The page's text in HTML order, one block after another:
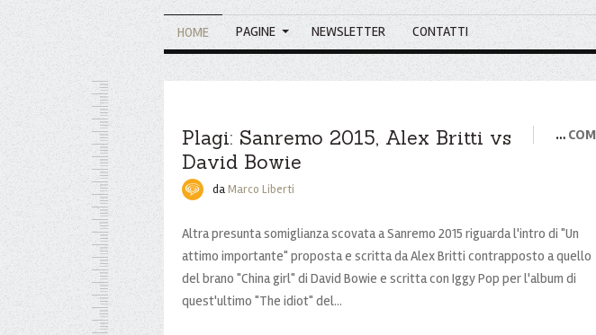
HOME PAGINE NEWSLETTER CONTATTI
Plagi: Sanremo 2015, Alex Britti vs
David Bowie
… COM
daMarco Liberti
Altra presunta somiglianza scovata a Sanremo 2015 riguarda l'intro di "Un
attimo importante" proposta e scritta da Alex Britti contrapposto a quello
del brano "China girl" di David Bowie e scritta con Iggy Pop per l'album di
quest'ultimo "The idiot" del...